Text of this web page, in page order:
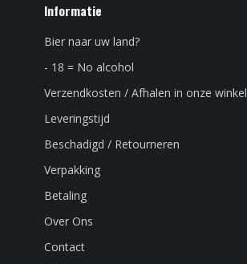
Informatie
Bier naar uw land?
- 18 = No alcohol
Verzendkosten / Afhalen in onze winkel
Leveringstijd
Beschadigd / Retourneren
Verpakking
Betaling
Over Ons
Contact